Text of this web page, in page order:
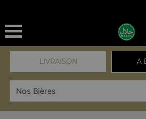
LIVRAISON A